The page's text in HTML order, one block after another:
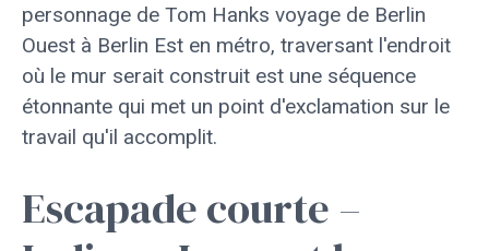
personnage de Tom Hanks voyage de Berlin
Ouest à Berlin Est en métro, traversant l'endroit
où le mur serait construit est une séquence
étonnante qui met un point d'exclamation sur le
travail qu'il accomplit.
Escapade courte –